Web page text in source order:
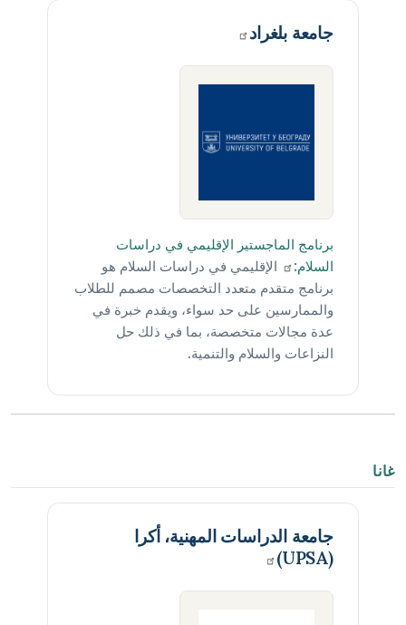
جامعةبلغراد
برنامج الماجستير الإقليمي في دراسات
السلام:
الإقليمي في دراسات السلام هو
برنامج متقدم متعدد التخصصات مصمم للطلاب
والممارسين على حد سواء، ويقدم خبرة في
عدة مجالات متخصصة، بما في ذلك حل
النزاعات والسلام والتنمية.
غانا
جامعة الدراسات المهنية، أكرا
(UPSA)